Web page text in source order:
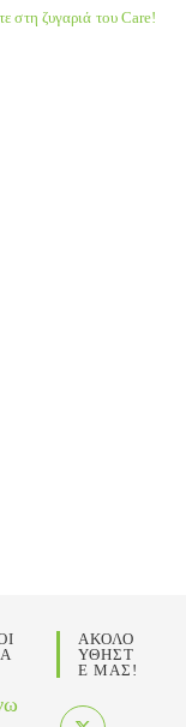
στη ζυγαριά του Care!
ΑΚΟΛΟ
ΥΘΗΣΤ
Ε ΜΑΣ!